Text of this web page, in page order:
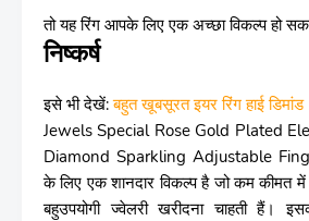
तो यह रिंग आपके लिए एक अच्छा विकल्प हो
निष्कर्ष
इसे भी देखें:बहुत खूबसूरत इयर रिंग हाई डिमांड
Jewels Special Rose Gold Plated
Diamond Sparkling Adjustable
के लिए एक शानदार विकल्प है जो कम कीमत
बहुउपयोगी ज्वेलरी खरीदना चाहती हैं।